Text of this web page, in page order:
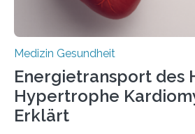
Medizin Gesundheit
Energietransport des
Hypertrophe
Erklärt